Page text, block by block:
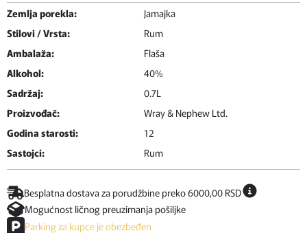
Zemlja porekla:
Jamajka
Stilovi / Vrsta:
Rum
Ambalaža:
Flaša
Alkohol:
40%
Sadržaj:
0.7L
Proizvođač:
Wray & Nephew Ltd.
Godina starosti:
12
Sastojci:
Rum
Besplatna dostava za porudžbine preko 6000,00 RSD
Mogućnost ličnog preuzimanja pošiljke
Parking za kupce je obezbeđen